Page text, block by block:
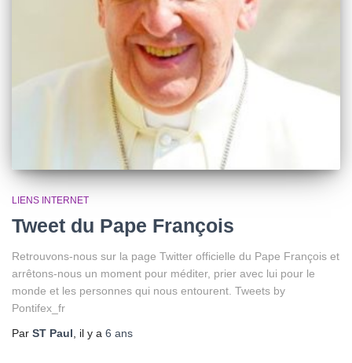
LIENS INTERNET
Tweet du Pape François
Retrouvons-nous sur la page Twitter officielle du Pape François et
arrêtons-nous un moment pour méditer, prier avec lui pour le
monde et les personnes qui nous entourent. Tweets by
Pontifex_fr
Par ST Paul , il y a 6 ans